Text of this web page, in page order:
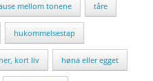
mellom tonene tåre
hukommelsestap
kort liv høna eller egget